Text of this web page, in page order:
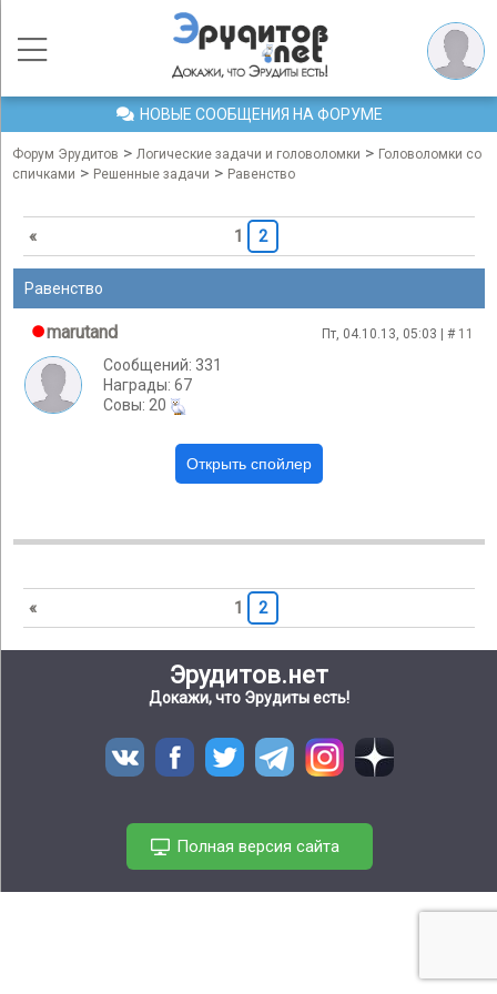
НОВЫЕ СООБЩЕНИЯ НА ФОРУМЕ
Форум Эрудитов > Логические задачи и головоломки > Головоломки со
спичками > Решенные задачи > Равенство
« 1 2
Равенство
marutand Пт, 04.10.13, 05:03 | # 11
Сообщений: 331
Награды: 67
Cовы: 20
« 1 2
Эрудитов.нет
Докажи, что Эрудиты есть!
Полная версия сайта